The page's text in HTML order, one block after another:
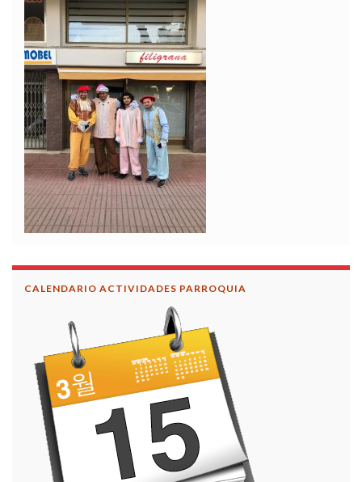
CALENDARIO ACTIVIDADES PARROQUIA